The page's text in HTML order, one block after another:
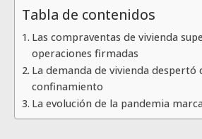
Tabla de contenidos
Las compraventas de vivienda
operaciones firmadas
La demanda de vivienda despertó
confinamiento
La evolución de la pandemia